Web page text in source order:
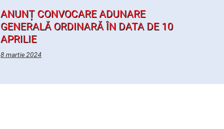
ANUNȚ CONVOCARE ADUNARE
GENERALĂ ORDINARĂ ÎN DATA DE 10
APRILIE
8 martie 2024